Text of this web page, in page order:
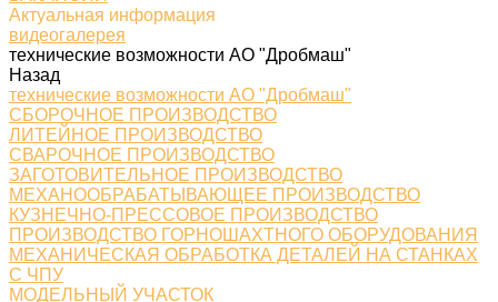
Актуальная информация
видеогалерея
технические возможности АО "Дробмаш"
Назад
технические возможности АО "Дробмаш"
СБОРОЧНОЕ ПРОИЗВОДСТВО
ЛИТЕЙНОЕ ПРОИЗВОДСТВО
СВАРОЧНОЕ ПРОИЗВОДСТВО
ЗАГОТОВИТЕЛЬНОЕ ПРОИЗВОДСТВО
МЕХАНООБРАБАТЫВАЮЩЕЕ ПРОИЗВОДСТВО
КУЗНЕЧНО-ПРЕССОВОЕ ПРОИЗВОДСТВО
ПРОИЗВОДСТВО ГОРНОШАХТНОГО ОБОРУДОВАНИЯ
МЕХАНИЧЕСКАЯ ОБРАБОТКА ДЕТАЛЕЙ НА СТАНКАХ
С ЧПУ
МОДЕЛЬНЫЙ УЧАСТОК